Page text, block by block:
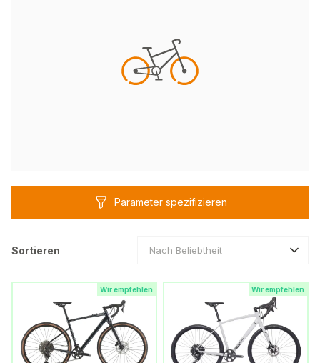
Parameter spezifizieren
Sortieren Nach Beliebtheit
Wir empfehlen Wir empfehlen